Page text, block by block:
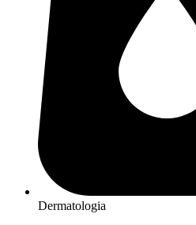
Dermatologia